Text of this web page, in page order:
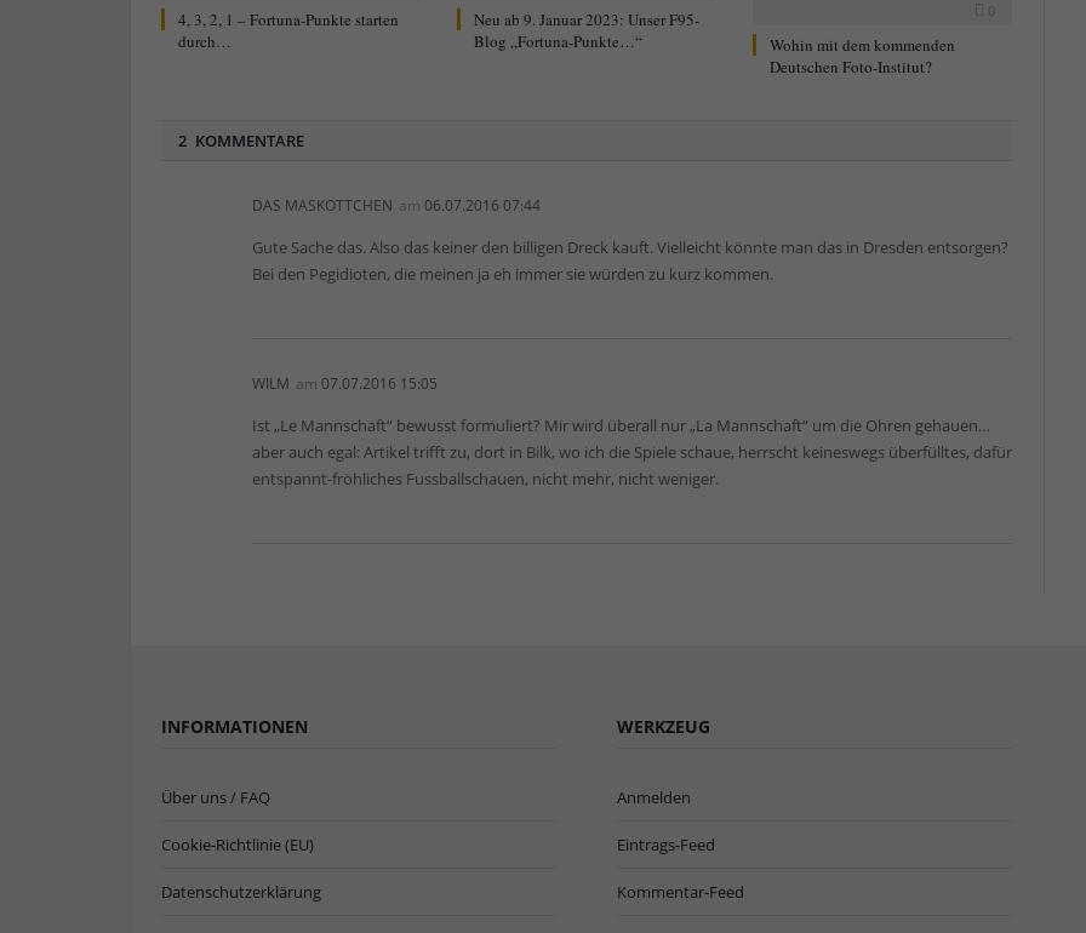
4, 3, 2, 1 – Fortuna-Punkte starten
durch…
Neu ab 9. Januar 2023: Unser F95-
Blog „Fortuna-Punkte…“
0
Wohin mit dem kommenden
Deutschen Foto-Institut?
2 KOMMENTARE
DAS MASKOTTCHEN am 06.07.2016 07:44
Gute Sache das. Also das keiner den billigen Dreck kauft. Vielleicht könnte man das in Dresden entsorgen?
Bei den Pegidioten, die meinen ja eh immer sie würden zu kurz kommen.
WILM am 07.07.2016 15:05
Ist „Le Mannschaft“ bewusst formuliert? Mir wird überall nur „La Mannschaft“ um die Ohren gehauen…
aber auch egal: Artikel trifft zu, dort in Bilk, wo ich die Spiele schaue, herrscht keineswegs überfülltes, dafür
entspannt-fröhliches Fussballschauen, nicht mehr, nicht weniger.
INFORMATIONEN
Über uns / FAQ
Cookie-Richtlinie (EU)
Datenschutzerklärung
WERKZEUG
Anmelden
Eintrags-Feed
Kommentar-Feed